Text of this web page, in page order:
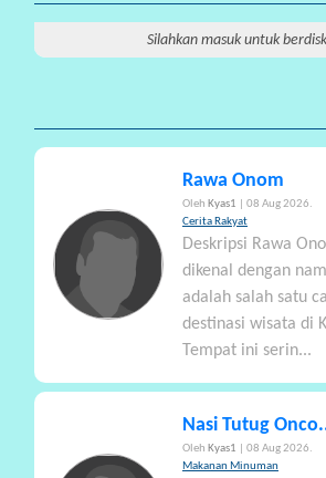
Silahkan masuk untuk
Rawa Onom
Oleh Kyas1
| 08 Aug 2026.
Cerita Rakyat
Deskripsi Rawa
dikenal dengan
adalah salah satu
destinasi wisata di
Tempat ini serin...
Nasi Tutug
Oleh Kyas1
| 08 Aug 2026.
Makanan Minuman